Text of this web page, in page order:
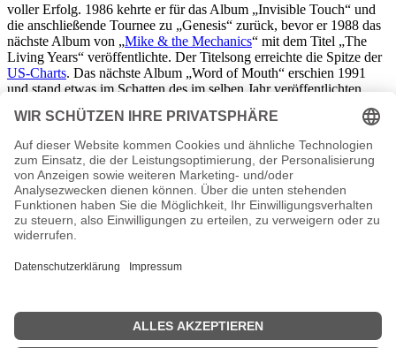
voller Erfolg. 1986 kehrte er für das Album „Invisible Touch“ und
die anschließende Tournee zu „Genesis“ zurück, bevor er 1988 das
nächste Album von „Mike & the Mechanics“ mit dem Titel „The
Living Years“ veröffentlichte. Der Titelsong erreichte die Spitze der
US-Charts. Das nächste Album „Word of Mouth“ erschien 1991
und stand etwas im Schatten des im selben Jahr veröffentlichten
„Genesis“-Albums „We Can‘t Dance“.
„Genesis“ löste sich nach einer Jubiläums-Welttournee 2007 offiziell
veröffentlichte zuletzt 2011 das Album „The Road“.
Rutherfords markante Spielweise auf der Bassgitarre galt als
innovativ und anspruchsvoll und prägte den Progressive Rock der
1970er-Jahre entscheidend mit. Er entwickelte mit dem
Gitarrenbauer Roger Giffin die Steinberger M-Serie, die er in den
1980er Jahren
bevorzugt spielte.
London und hat drei Kinder. Neben der Musik gilt seine
Mike Rutherford Seiten, Steckbrief etc.
n.n.v. - Die offizielle Homepage von Mike Rutherford
Mike Rutherford MP3 Downloads